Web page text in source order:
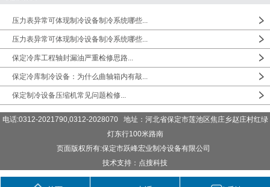
压力表异常可体现制冷设备制冷系统哪些...
压力表异常可体现制冷设备制冷系统哪些...
保定冷库工程轴封漏油严重检修思路...
保定冷库制冷设备：为什么曲轴箱内有敲...
保定制冷设备压缩机常见问题检修...
电话:0312-2021790,0312-2028070 地址：河北省保定市莲池区焦庄乡赵庄村红绿
灯东行100米路南
页面版权所有:保定市跃峰宏业制冷设备有限公司
技术支持：点搜科技